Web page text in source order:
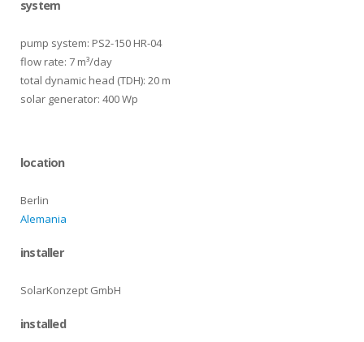
system
pump system: PS2-150 HR-04
flow rate: 7 m³/day
total dynamic head (TDH): 20 m
solar generator: 400 Wp
location
Berlin
Alemania
installer
SolarKonzept GmbH
installed